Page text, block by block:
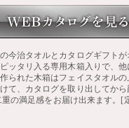
今治タオルとカタログギフト
ッタリ入る専用木箱入りで、
られた木箱はフェイスタオル
て、カタログを取り出してか
の満足感をお届け出来ます。[